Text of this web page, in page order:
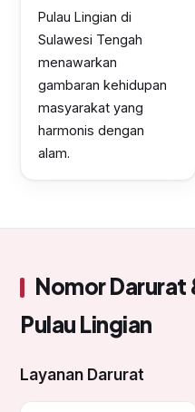
Pulau Lingian di
Sulawesi Tengah
menawarkan
gambaran kehidupan
masyarakat yang
harmonis dengan
alam.
Nomor Darurat
Pulau Lingian
Layanan Darurat